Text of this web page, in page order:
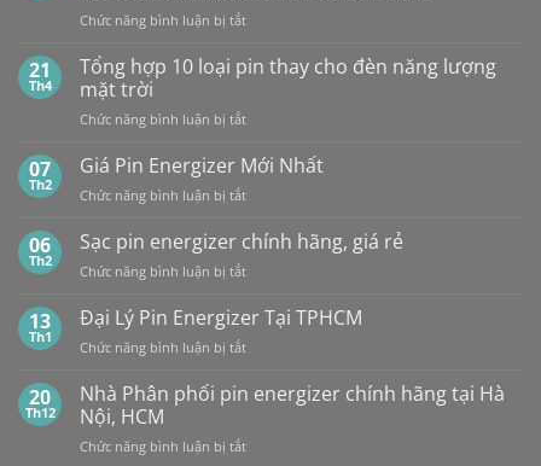
LÝ
SỈ
TẠI
NỘI
TÍN,
CHIẾT
CAO,
HÀNG
CHÍNH
Chức năng bình luận bị tắtở
sánh
của
hãng:
Panasonic
Maxell:
hơn?
21
Th4
Tổng hợp 10 loại pin thay cho đèn năng lượng
mặt trời
Chức năng bình luận bị tắtở
hợp
loại
thay
đèn
lượng
mặt
07
Th2
Giá Pin Energizer Mới Nhất
Chức năng bình luận bị tắtở
Pin
Mới
06
Th2
Sạc pin energizer chính hãng, giá rẻ
Chức năng bình luận bị tắtở
pin
energizer
chính
giá
13
Th1
Đại Lý Pin Energizer Tại TPHCM
Chức năng bình luận bị tắtở
Lý
Tại
20
Th12
Nhà Phân phối pin energizer chính hãng tại Hà
Nội, HCM
Chức năng bình luận bị tắtở